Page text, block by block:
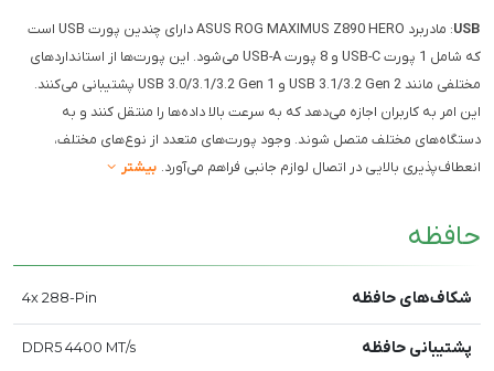
USB
: مادربرد ASUS ROG MAXIMUS Z890 HERO دارای چندین پورت USB است
که شامل 1 پورت USB-C و 8 پورت USB-A می‌شود. این پورت‌ها از استانداردهای
مختلفی مانند USB 3.1/3.2 Gen 2 و USB 3.0/3.1/3.2 Gen 1 پشتیبانی می‌کنند.
این امر به کاربران اجازه می‌دهد که به سرعت بالا داده‌ها را منتقل کنند و به
دستگاه‌های مختلف متصل شوند. وجود پورت‌های متعدد از نوع‌های مختلف،
انعطاف‌پذیری بالایی در اتصال لوازم جانبی فراهم می‌آورد. بیشتر
حافظه
شکاف‌های حافظه 4x 288-Pin
پشتیبانی حافظه DDR5 4400 MT/s